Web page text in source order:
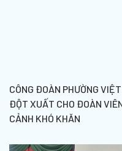
CÔNG ĐOÀN PHƯỜNG
ĐỘT XUẤT CHO ĐOÀN
CẢNH KHÓ KHĂN